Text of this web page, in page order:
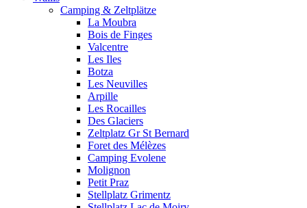
Camping & Zeltplätze
La Moubra
Bois de Finges
Valcentre
Les Iles
Botza
Les Neuvilles
Arpille
Les Rocailles
Des Glaciers
Zeltplatz Gr St Bernard
Foret des Mélèzes
Camping Evolene
Molignon
Petit Praz
Stellplatz Grimentz